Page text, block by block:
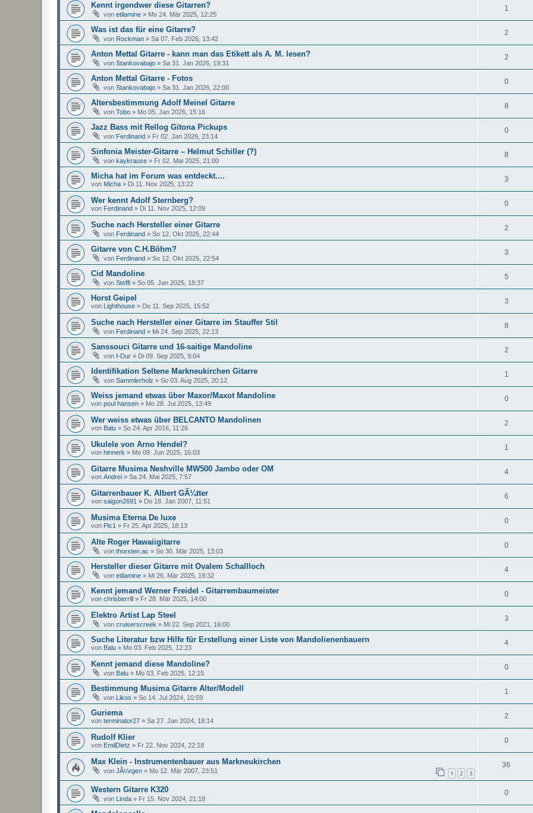
Kennt irgendwer diese Gitarren?
von etilamine » Mo 24. Mär 2025, 12:25
1
Was ist das für eine Gitarre?
von Rockman » Sa 07. Feb 2026, 13:42
2
Anton Mettal Gitarre - kann man das Etikett als A. M. lesen?
von Stankovabajo » Sa 31. Jan 2026, 19:31
2
Anton Mettal Gitarre - Fotos
von Stankovabajo » Sa 31. Jan 2026, 22:00
0
Altersbestimmung Adolf Meinel Gitarre
von Tobo » Mo 05. Jan 2026, 15:16
8
Jazz Bass mit Rellog Gitona Pickups
von Ferdinand » Fr 02. Jan 2026, 23:14
0
Sinfonia Meister-Gitarre – Helmut Schiller (?)
von kaykrause » Fr 02. Mai 2025, 21:00
8
Micha hat im Forum was entdeckt....
von Micha » Di 11. Nov 2025, 13:22
3
Wer kennt Adolf Sternberg?
von Ferdinand » Di 11. Nov 2025, 12:09
0
Suche nach Hersteller einer Gitarre
von Ferdinand » So 12. Okt 2025, 22:44
2
Gitarre von C.H.Böhm?
von Ferdinand » So 12. Okt 2025, 22:54
3
Cid Mandoline
von Steffi » So 05. Jan 2025, 18:37
5
Horst Geipel
von Lighthouse » Do 11. Sep 2025, 15:52
3
Suche nach Hersteller einer Gitarre im Stauffer Stil
von Ferdinand » Mi 24. Sep 2025, 22:13
8
Sanssouci Gitarre und 16-saitige Mandoline
von I-Dur » Di 09. Sep 2025, 9:04
2
Identifikation Seltene Markneukirchen Gitarre
von Sammlerholz » So 03. Aug 2025, 20:12
1
Weiss jemand etwas über Maxor/Maxot Mandoline
von poul hansen » Mo 28. Jul 2025, 13:49
0
Wer weiss etwas über BELCANTO Mandolinen
von Balu » So 24. Apr 2016, 11:26
2
Ukulele von Arno Hendel?
von hinnerk » Mo 09. Jun 2025, 16:03
1
Gitarre Musima Neshville MW500 Jambo oder OM
von Andrei » Sa 24. Mai 2025, 7:57
4
Gitarrenbauer K. Albert GÃ¼tter
von saigon2691 » Do 18. Jan 2007, 11:51
6
Musima Eterna De luxe
von Pic1 » Fr 25. Apr 2025, 18:13
0
Alte Roger Hawaiigitarre
von thorsten.ac » So 30. Mär 2025, 13:03
0
Hersteller dieser Gitarre mit Ovalem Schallloch
von etilamine » Mi 26. Mär 2025, 19:32
4
Kennt jemand Werner Freidel - Gitarrembaumeister
von chrisberrill » Fr 28. Mär 2025, 14:00
0
Elektro Artist Lap Steel
von cruiserscreek » Mi 22. Sep 2021, 16:00
3
Suche Literatur bzw Hilfe für Erstellung einer Liste von Mandolienenbauern
von Balu » Mo 03. Feb 2025, 12:23
4
Kennt jemand diese Mandoline?
von Balu » Mo 03. Feb 2025, 12:15
0
Bestimmung Musima Gitarre Alter/Modell
von Likos » So 14. Jul 2024, 10:59
1
Guriema
von terminator27 » Sa 27. Jan 2024, 18:14
2
Rudolf Klier
von EmilDietz » Fr 22. Nov 2024, 22:18
0
Max Klein - Instrumentenbauer aus Markneukirchen
von JÃ¼rgen » Mo 12. Mär 2007, 23:51 1 2 3
36
Western Gitarre K320
von Linda » Fr 15. Nov 2024, 21:18
0